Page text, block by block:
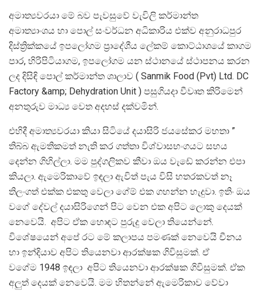
අමාත්‍යවරයා මේ බව පැවසුවේ වැවිලි කර්මාන්ත
අමාත්‍යාංශය හා පොල් සංවර්ධන අධිකාරිය එක්ව අනුරාධපුර
දිස්ත්‍රික්කයේ ඉපලෝගම ප්‍රාදේශීය ලේකම් කොට්ඨාශයේ කාගම
පාර, හිරිපිටියාගම, ඉපලෝගම යන ස්ථානයේ ස්ථාපනය කරන
ලද දිසිඳි පොල් කර්මාන්ත ශාලාව ( Sanmik Food (Pvt) Ltd. DC
Factory &amp; Dehydration Unit ) පසුගියදා වීවෘත කිරිමෙන්
අනතුරුව මාධ්‍ය වෙත අදහස් දක්වමින්.
එහිදී අමාත්‍යවරයා කියා සිටියේ දයාසිරි ජයසේකර මහතා ”
තිබ්බ ඇමතිකමත් නැති කර ගත්තා විශ්වාසභංගයට සහය
දෙන්න ගිහිල්ලා. මම පුද්ගලිකව කීවා ඔය වැඩේ කරන්න එපා
කියලා. ඇමෙරිකාවේ ඉඳලා ඇවිත් පැය විසි හතරකවත් නෑ
තිලංගත් එක්ක එකතු වෙලා ගේම් එක ගහන්න හැදුවා. ඉතිං ඔය
වගේ දේවල් දයාසිරිගෙන් පිට වෙන එක අපිට ලොකු දෙයක්
නෙවෙයි. අපිට ඒක හොඳට පුරුදු වෙලා තියෙන්නේ.
විශේෂයෙන් අපේ රට මේ කලාපය පමණක් නෙවෙයි චීනය
හා ඉන්දියාව අපිට තියෙනවා ආරක්ෂක ගිවිසුමක්. ඒ
වගේම 1948 ඉඳලා අපිට තියෙනවා ආරක්ෂක ගිවිසුමක්. ඒක
අලුත් දෙයක් නෙවෙයි. මම හිතන්නේ ඇමෙරිකාව වේවා